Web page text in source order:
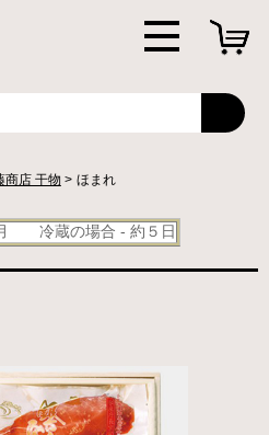
商店 干物 ほまれ
冷蔵の場合 - 約５日